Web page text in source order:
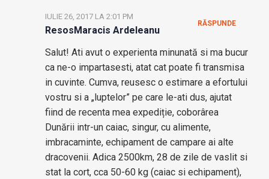
ResosMaracis Ardeleanu
IULIE 26, 2017 LA 2:01 PM
Salut! Ati avut o experienta minunată si ma bucur
ca ne-o impartasesti, atat cat poate fi transmisa
in cuvinte. Cumva, reusesc o estimare a efortului
vostru si a „luptelor” pe care le-ati dus, ajutat
fiind de recenta mea expediție, coborârea
Dunării intr-un caiac, singur, cu alimente,
imbracaminte, echipament de campare ai alte
dracovenii. Adica 2500km, 28 de zile de vaslit si
stat la cort, cca 50-60 kg (caiac si echipament),
RĂSPUNDE